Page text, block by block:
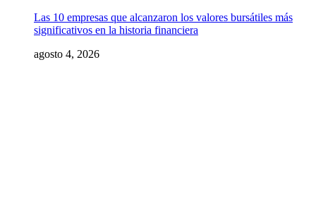
Las 10 empresas que alcanzaron los valores bursátiles más
significativos en la historia financiera
agosto 4, 2026